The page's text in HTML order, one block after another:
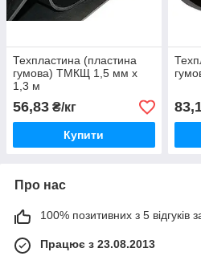
Техпластина (пластина
гумова) ТМКЩ 1,5 мм х
1,3 м
56,83 ₴/кг
Купити
Про нас
100% позитивних з 5 відгуків
Працює з 23.08.2013